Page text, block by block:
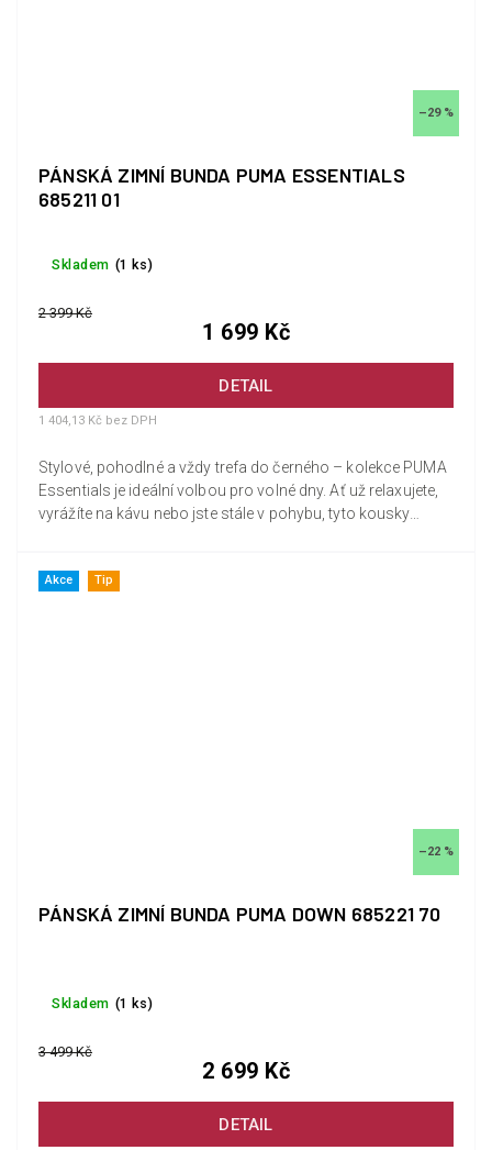
–29 %
PÁNSKÁ ZIMNÍ BUNDA PUMA ESSENTIALS
685211 01
Skladem (1 ks)
DETAIL
1 404,13 Kč bez DPH
2 399 Kč
1 699 Kč
Stylové, pohodlné a vždy trefa do černého – kolekce PUMA
Essentials je ideální volbou pro volné dny. Ať už relaxujete,
vyrážíte na kávu nebo jste stále v pohybu, tyto kousky
Akce Tip
–22 %
PÁNSKÁ ZIMNÍ BUNDA PUMA DOWN 685221 70
Skladem (1 ks)
DETAIL
3 499 Kč
2 699 Kč